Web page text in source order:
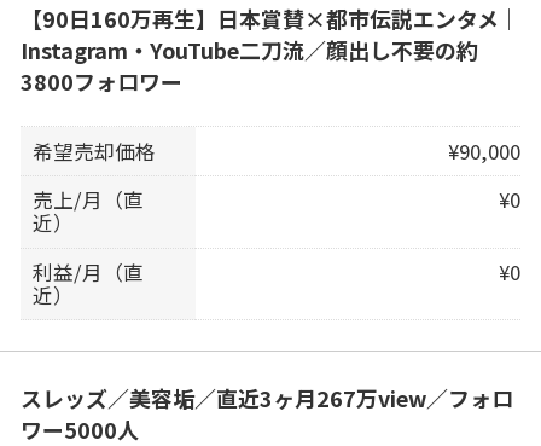
【90日160万再生】日本賞賛×都市伝説エンタメ｜
Instagram・YouTube二刀流／顔出し不要の約
3800フォロワー
希望売却価格
¥90,000
売上/月（直
近）
¥0
利益/月（直
近）
¥0
スレッズ／美容垢／直近3ヶ月267万view／フォロ
ワー5000人